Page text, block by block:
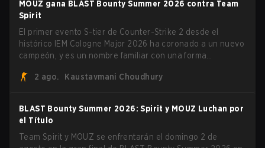
burlándose del head coach de Vitality Rémy "XTQZZZ"
Quoniam en el proceso.
MOUZ gana BLAST Bounty Summer 2026 contra Team
Spirit
El primer evento S-tier de Counter-Strike 2 desde el
histórico IEM Cologne Major 2026 ha coronado a un nuevo
campeón, y es un nombre familiar con una forma
roster y cambios de roles, arrolló a Team Spirit en una
2 ago. Kaustavmani Choudhury
BLAST Bounty Summer 2026: Spirit y MOUZ Luchan por
el Título
Team Spirit y MOUZ se enfrentarán el domingo 2 de